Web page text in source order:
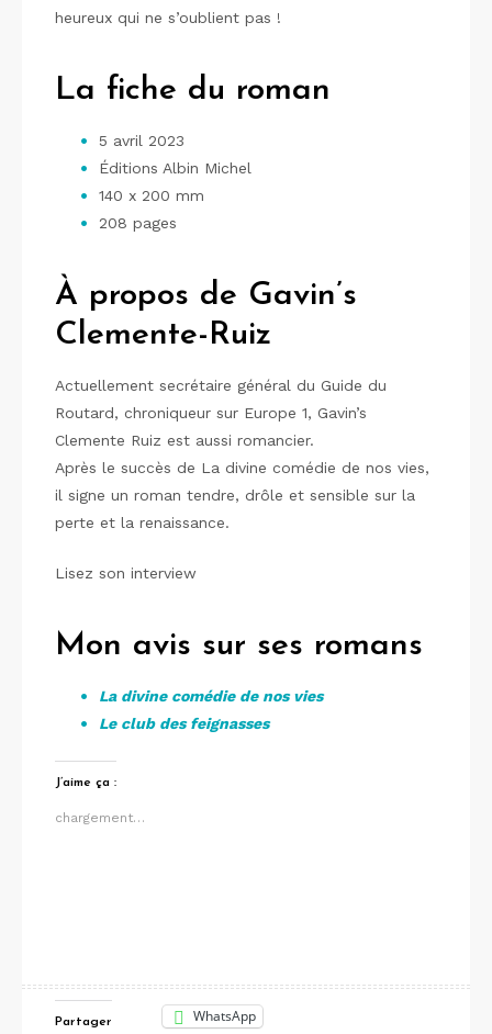
heureux qui ne s’oublient pas !
La fiche du roman
5 avril 2023
Éditions Albin Michel
140 x 200 mm
208 pages
À propos de Gavin’s
Clemente-Ruiz
Actuellement secrétaire général du Guide du
Routard, chroniqueur sur Europe 1, Gavin’s
Clemente Ruiz est aussi romancier.
Après le succès de La divine comédie de nos vies,
il signe un roman tendre, drôle et sensible sur la
perte et la renaissance.
Lisez son interview
Mon avis sur ses romans
La divine comédie de nos vies
Le club des feignasses
J’aime ça :
chargement…
Partager WhatsApp